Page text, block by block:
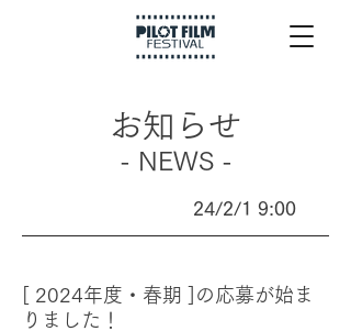
お知らせ
- NEWS -
24/2/1 9:00
[ 2024年度・春期 ]の応募が始ま
りました！